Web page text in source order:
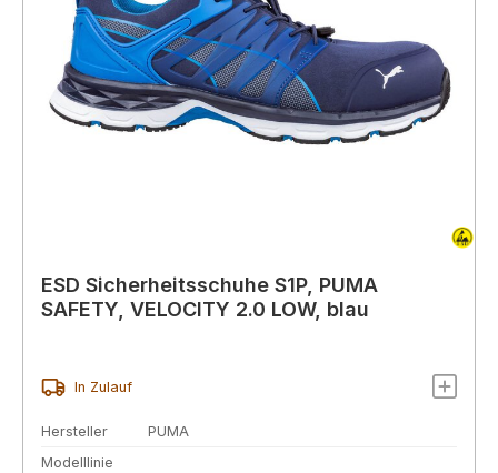
ESD Sicherheitsschuhe S1P, PUMA
SAFETY, VELOCITY 2.0 LOW, blau
In Zulauf
Hersteller
PUMA
Modelllinie